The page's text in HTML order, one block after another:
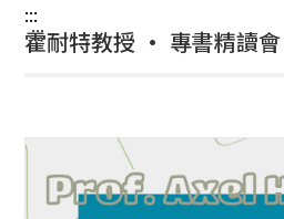
:::
:::
霍耐特教授 · 專書精讀會